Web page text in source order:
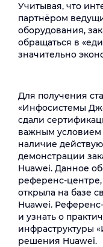
Учитывая, что
партнёром
оборудования,
обращаться в
значительно
Для получения
«Инфосистемы
сдали
важным условием
наличие
демонстрации
Huawei. Данное
референс-
открыла на базе
Huawei.
и узнать о
инфраструктуры
решения Huawei.